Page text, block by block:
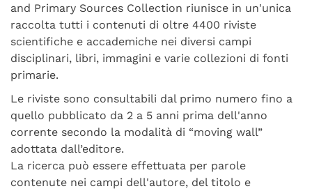
and Primary Sources Collection riunisce in un'unica
raccolta tutti i contenuti di oltre 4400 riviste
scientifiche e accademiche nei diversi campi
disciplinari, libri, immagini e varie collezioni di fonti
primarie.
Le riviste sono consultabili dal primo numero fino a
quello pubblicato da 2 a 5 anni prima dell'anno
corrente secondo la modalità di “moving wall”
adottata dall’editore.
La ricerca può essere effettuata per parole
contenute nei campi dell'autore, del titolo e